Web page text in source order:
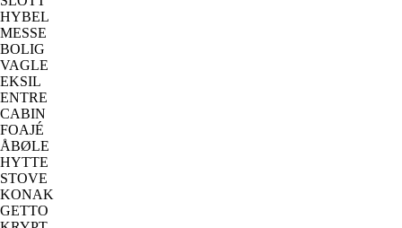
HYBEL
MESSE
BOLIG
VAGLE
EKSIL
ENTRE
CABIN
FOAJÉ
ÅBØLE
HYTTE
STOVE
KONAK
GETTO